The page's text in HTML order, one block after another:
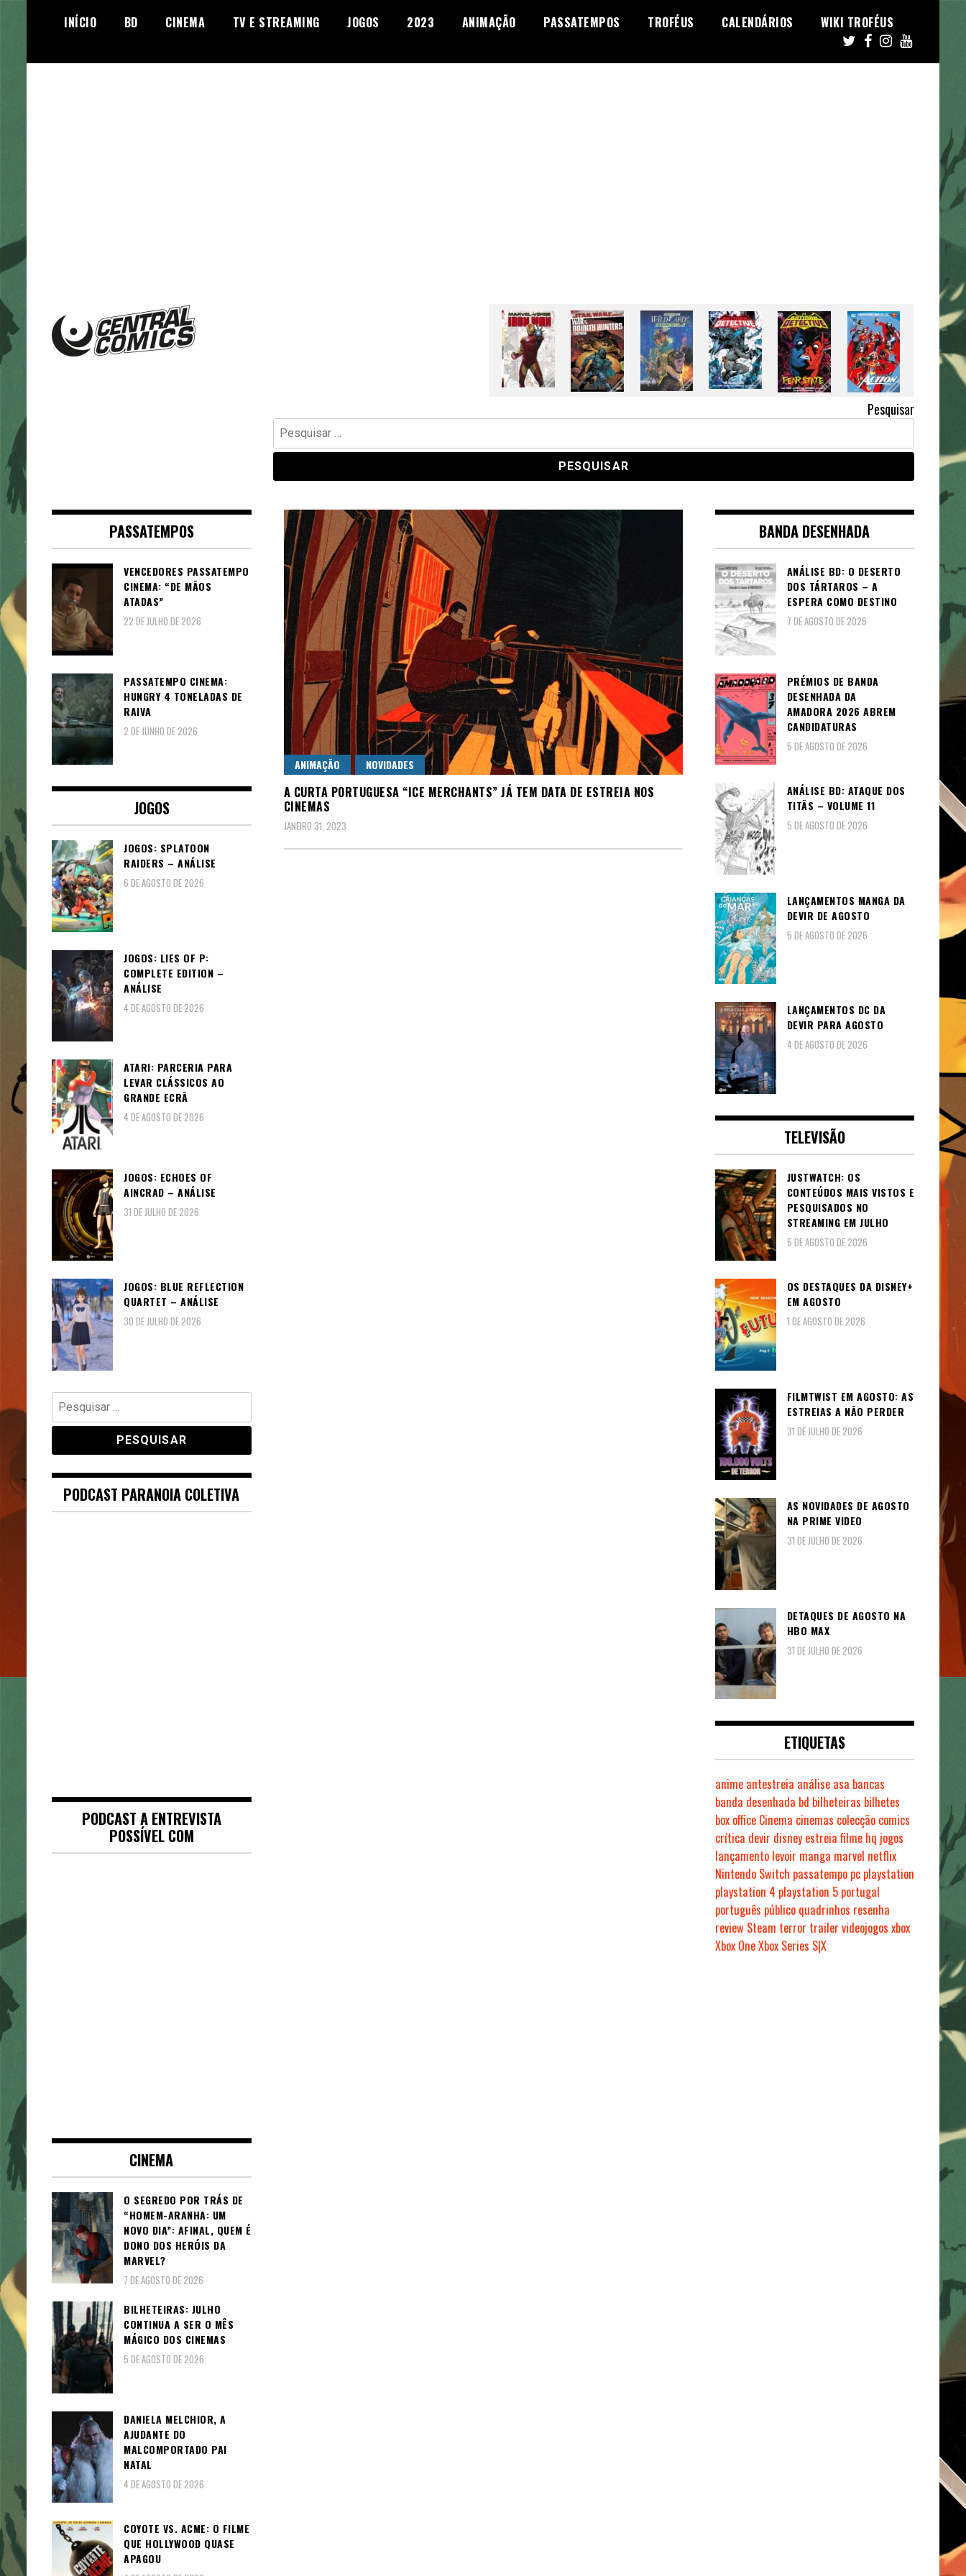
INÍCIO BD CINEMA TV E STREAMING JOGOS 2023 ANIMAÇÃO PASSATEMPOS TROFÉUS CALENDÁRIOS WIKI TROFÉUS
Pesquisar
Pesquisar
por:
ANIMAÇÃO NOVIDADES
A CURTA PORTUGUESA “ICE MERCHANTS” JÁ TEM DATA DE ESTREIA NOS
CINEMAS
JANEIRO 31, 2023
PASSATEMPOS
VENCEDORES PASSATEMPO
CINEMA: “DE MÃOS
ATADAS”
22 DE JULHO DE 2026
PASSATEMPO CINEMA:
HUNGRY 4 TONELADAS DE
RAIVA
2 DE JUNHO DE 2026
JOGOS
JOGOS: SPLATOON
RAIDERS – ANÁLISE
6 DE AGOSTO DE 2026
JOGOS: LIES OF P:
COMPLETE EDITION –
ANÁLISE
4 DE AGOSTO DE 2026
ATARI: PARCERIA PARA
LEVAR CLÁSSICOS AO
GRANDE ECRÃ
4 DE AGOSTO DE 2026
JOGOS: ECHOES OF
AINCRAD – ANÁLISE
31 DE JULHO DE 2026
JOGOS: BLUE REFLECTION
QUARTET – ANÁLISE
30 DE JULHO DE 2026
Pesquisar
por:
PODCAST PARANOIA COLETIVA
PODCAST A ENTREVISTA
POSSÍVEL COM
CINEMA
O SEGREDO POR TRÁS DE
“HOMEM-ARANHA: UM
NOVO DIA”: AFINAL, QUEM É
DONO DOS HERÓIS DA
MARVEL?
7 DE AGOSTO DE 2026
BILHETEIRAS: JULHO
CONTINUA A SER O MÊS
MÁGICO DOS CINEMAS
5 DE AGOSTO DE 2026
DANIELA MELCHIOR, A
AJUDANTE DO
MALCOMPORTADO PAI
NATAL
4 DE AGOSTO DE 2026
COYOTE VS. ACME: O FILME
QUE HOLLYWOOD QUASE
APAGOU
BANDA DESENHADA
ANÁLISE BD: O DESERTO
DOS TÁRTAROS – A
ESPERA COMO DESTINO
7 DE AGOSTO DE 2026
PRÉMIOS DE BANDA
DESENHADA DA
AMADORA 2026 ABREM
CANDIDATURAS
5 DE AGOSTO DE 2026
ANÁLISE BD: ATAQUE DOS
TITÃS – VOLUME 11
5 DE AGOSTO DE 2026
LANÇAMENTOS MANGA DA
DEVIR DE AGOSTO
5 DE AGOSTO DE 2026
LANÇAMENTOS DC DA
DEVIR PARA AGOSTO
4 DE AGOSTO DE 2026
TELEVISÃO
JUSTWATCH: OS
CONTEÚDOS MAIS VISTOS E
PESQUISADOS NO
STREAMING EM JULHO
5 DE AGOSTO DE 2026
OS DESTAQUES DA DISNEY+
EM AGOSTO
1 DE AGOSTO DE 2026
FILMTWIST EM AGOSTO: AS
ESTREIAS A NÃO PERDER
31 DE JULHO DE 2026
AS NOVIDADES DE AGOSTO
NA PRIME VIDEO
31 DE JULHO DE 2026
DETAQUES DE AGOSTO NA
HBO MAX
31 DE JULHO DE 2026
ETIQUETAS
anime antestreia análise asa bancas
banda desenhada bd bilheteiras bilhetes
box office Cinema cinemas colecção comics
crítica devir disney estreiafilme hq jogos
lançamento levoir manga marvel netflix
Nintendo Switch passatempo pc playstation
playstation 4 playstation 5 portugal
português público quadrinhos resenha
review Steam terror trailer videojogos xbox
Xbox OneXbox Series S|X